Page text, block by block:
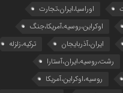
اوراسیا،ایران،تجارت
اوکراین،روسیه،آمریکا،جنگ
ایران،آذربایجان
ترکیه،زلزله
رشت،روسیه،ایران،آستارا
روسیه،اوکراین،آمریکا